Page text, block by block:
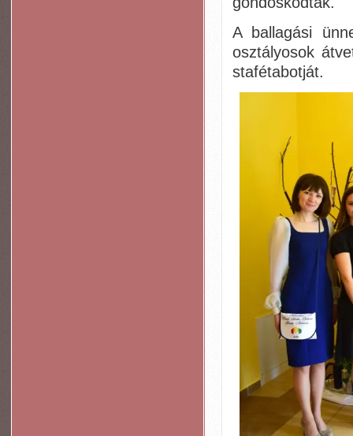
A ballagási
osztályosok
stafétabotját.